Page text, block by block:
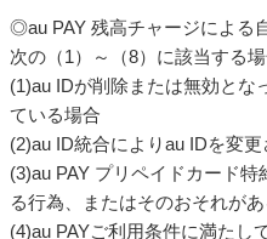
◎au PAY 残高チャージによる
次の（1）～（8）に該当する
(1)au IDが削除または無効とな
ている場合
(2)au ID統合によりau IDを変
(3)au PAY プリペイドカード
る行為、またはそのおそれが
(4)au PAYご利用条件に満たし